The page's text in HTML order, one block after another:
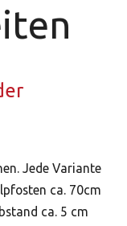
Jede Variante
ca. 70cm
ca. 5 cm